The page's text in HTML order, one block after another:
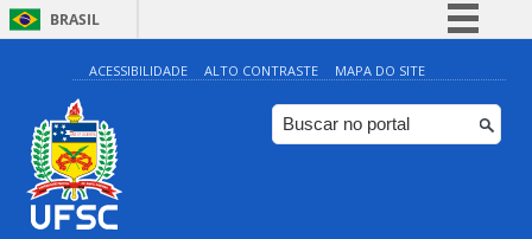
BRASIL
Simplifique!
Comunica BR
Participe
ACESSIBILIDADE ALTO CONTRASTE MAPA DO SITE